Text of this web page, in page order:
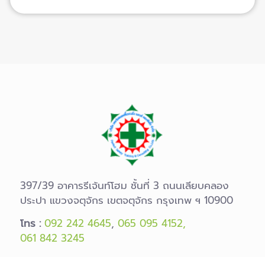
397/39 อาคารรีเจ้นท์โฮม ชั้นที่ 3 ถนนเลียบคลอง
ประปา แขวงจตุจักร เขตจตุจักร กรุงเทพ ฯ 10900
โทร : 092 242 4645, 065 095 4152,
061 842 3245